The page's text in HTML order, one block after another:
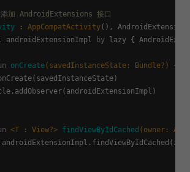
AndroidExtensions 接口
: AppCompatActivity(),
androidExtensionImpl by lazy {
onCreate(savedInstanceState: Bundle?)
{
<T : View?> findViewByIdCached (owner:
androidExtensionImpl.findViewByIdCached(id)